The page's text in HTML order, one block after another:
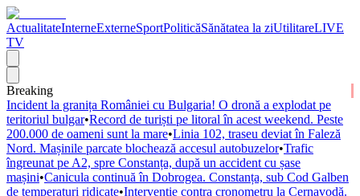
ActualitateInterneExterneSportPoliticăSănătatea la ziUtilitareLIVE
TV
Breaking
Incident la granița României cu Bulgaria! O dronă a explodat pe
teritoriul bulgar•Record de turiști pe litoral în acest weekend. Peste
200.000 de oameni sunt la mare•Linia 102, traseu deviat în Faleză
Nord. Mașinile parcate blochează accesul autobuzelor•Trafic
îngreunat pe A2, spre Constanța, după un accident cu șase
mașini•Canicula continuă în Dobrogea. Constanța, sub Cod Galben
de temperaturi ridicate•Intervenție contra cronometru la Cernavodă.